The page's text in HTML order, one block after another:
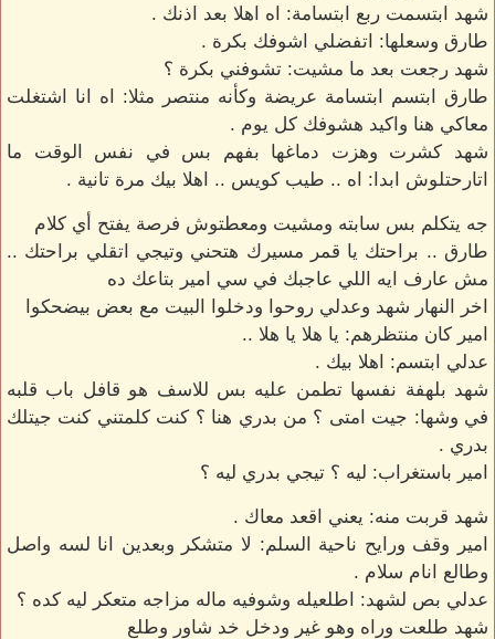
شهد ابتسمت ربع ابتسامة: اه اهلا بعد اذنك .
طارق وسعلها: اتفضلي اشوفك بكرة .
شهد رجعت بعد ما مشيت: تشوفني بكرة ؟
طارق ابتسم ابتسامة عريضة وكأنه منتصر مثلا: اه انا اشتغلت
معاكي هنا واكيد هشوفك كل يوم .
شهد كشرت وهزت دماغها بفهم بس في نفس الوقت ما
اتارحتلوش ابدا: اه .. طيب كويس .. اهلا بيك مرة تانية .
جه يتكلم بس سابته ومشيت ومعطتوش فرصة يفتح أي كلام
طارق .. براحتك يا قمر مسيرك هتحني وتيجي اتقلي براحتك ..
مش عارف ايه اللي عاجبك في سي امير بتاعك ده
اخر النهار شهد وعدلي روحوا ودخلوا البيت مع بعض بيضحكوا
امير كان منتظرهم: يا هلا يا هلا ..
عدلي ابتسم: اهلا بيك .
شهد بلهفة نفسها تطمن عليه بس للاسف هو قافل باب قلبه
في وشها: جيت امتى ؟ من بدري هنا ؟ كنت كلمتني كنت جيتلك
بدري .
امير باستغراب: ليه ؟ تيجي بدري ليه ؟
شهد قربت منه: يعني اقعد معاك .
امير وقف ورايح ناحية السلم: لا متشكر وبعدين انا لسه واصل
وطالع انام سلام .
عدلي بص لشهد: اطلعيله وشوفيه ماله مزاجه متعكر ليه كده ؟
شهد طلعت وراه وهو غير ودخل خد شاور وطلع